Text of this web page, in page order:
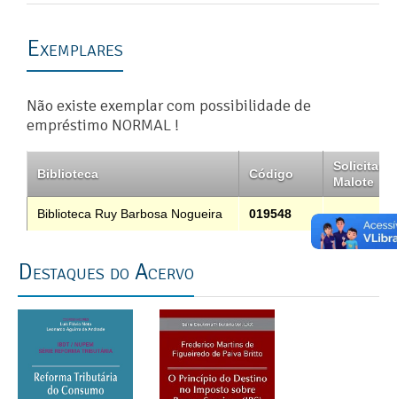
Exemplares
Não existe exemplar com possibilidade de
empréstimo NORMAL !
Biblioteca Código
Solicitar
Malote
Biblioteca Ruy Barbosa Nogueira 019548
Destaques do Acervo